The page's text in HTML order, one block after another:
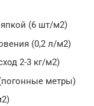
(6 шт/м2)
(0,2 л/м2)
2-3 кг/м2)
метры)